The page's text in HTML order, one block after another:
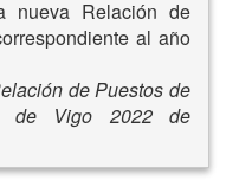
nueva Relación de
al año
de Puestos de
de Vigo 2022 de